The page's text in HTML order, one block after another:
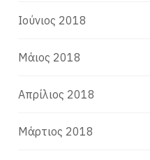
Ιούνιος 2018
Μάιος 2018
Απρίλιος 2018
Μάρτιος 2018